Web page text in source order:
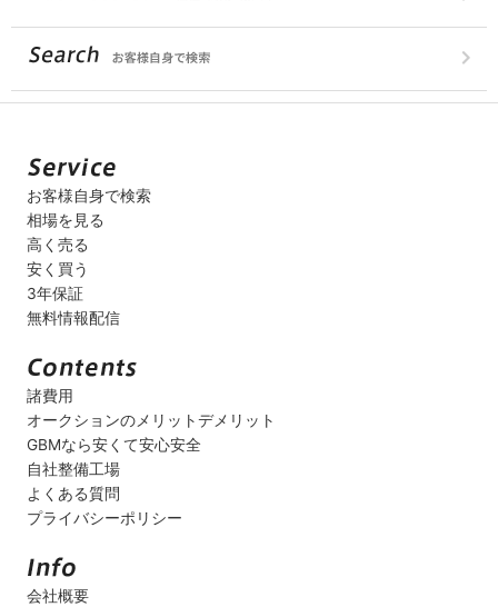
お客様自身で検索
相場を見る
高く売る
安く買う
3年保証
無料情報配信
諸費用
オークションのメリットデメリット
GBMなら安くて安心安全
自社整備工場
よくある質問
プライバシーポリシー
会社概要